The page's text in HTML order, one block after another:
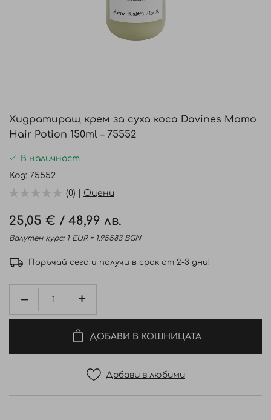
началото
на
галерия
със
Хидратиращ крем за суха коса Davines Momo
Hair Potion 150ml – 75552
В наличност
Код 75552
(0) | Оцени
25,05 € / 48,99 лв.
Валутен курс: 1 EUR = 1.95583 BGN
Поръчай сега и получи в срок от 2-3 дни!
ДОБАВИ В КОШНИЦАТА
Добави в любими